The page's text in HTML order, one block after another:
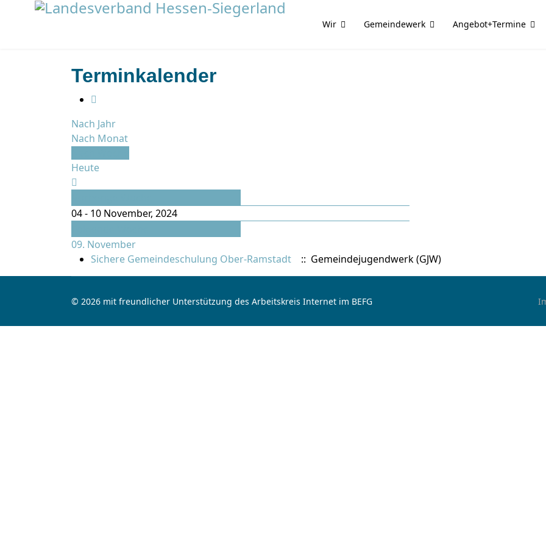
Wir Gemeindewerk Angebot+Termine
Terminkalender
Nach Jahr
Nach Monat
Heute
04 - 10 November, 2024
09. November
Sichere Gemeindeschulung Ober-Ramstadt
:: Gemeindejugendwerk (GJW)
© 2026 mit freundlicher Unterstützung des Arbeitskreis Internet im BEFG